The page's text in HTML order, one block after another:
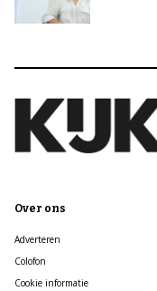
Over ons
Adverteren
Colofon
Cookie informatie